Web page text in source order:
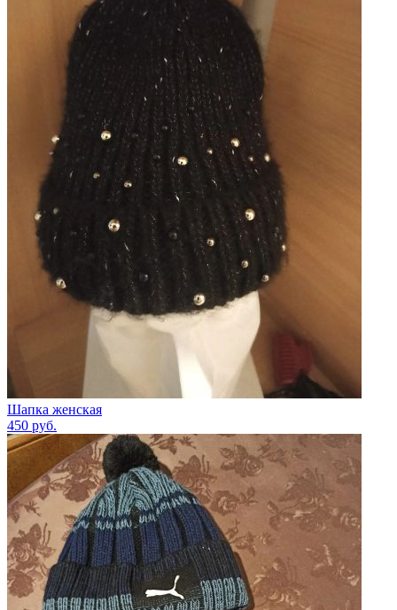
Шапка женская
450 руб.